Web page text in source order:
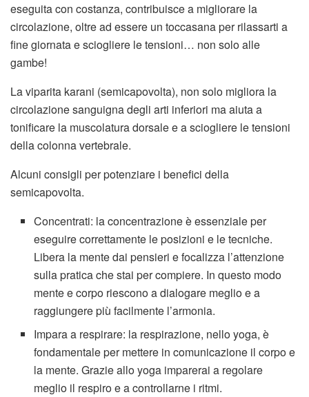
eseguita con costanza, contribuisce a migliorare la
circolazione, oltre ad essere un toccasana per rilassarti a
fine giornata e sciogliere le tensioni… non solo alle
gambe!
La viparita karani (semicapovolta), non solo migliora la
circolazione sanguigna degli arti inferiori ma aiuta a
tonificare la muscolatura dorsale e a sciogliere le tensioni
della colonna vertebrale.
Alcuni consigli per potenziare i benefici della
semicapovolta.
Concentrati: la concentrazione è essenziale per
eseguire correttamente le posizioni e le tecniche.
Libera la mente dai pensieri e focalizza l’attenzione
sulla pratica che stai per compiere. In questo modo
mente e corpo riescono a dialogare meglio e a
raggiungere più facilmente l’armonia.
Impara a respirare: la respirazione, nello yoga, è
fondamentale per mettere in comunicazione il corpo e
la mente. Grazie allo yoga imparerai a regolare
meglio il respiro e a controllarne i ritmi.